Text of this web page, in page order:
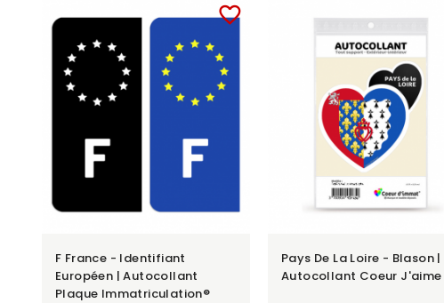
favorite_border
F France - Identifiant
Européen | Autocollant
Plaque Immatriculation®
Pays De La Loire - Blason |
Autocollant Coeur J'aime